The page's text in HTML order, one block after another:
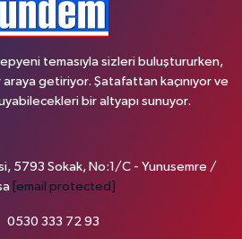
temasıyla sizleri buluştururken,
getiriyor. Şatafattan kaçınıyor ve
bir altyapı sunuyor.
5793 Sokak, No:1/C - Yunusemre /
[email protected]
0530 333 72 93